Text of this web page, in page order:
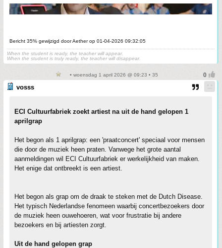
Bericht 35% gewijzigd door Aether op 01-04-2026 09:32:05
When the student is ready, the teacher will appear.
When the student is truly ready, the teacher will disappear.
• woensdag 1 april 2026 @ 09:23 • 35
vosss
ECI Cultuurfabriek zoekt artiest na uit de hand gelopen 1
aprilgrap
Het begon als 1 aprilgrap: een 'praatconcert' speciaal voor mensen
die door de muziek heen praten. Vanwege het grote aantal
aanmeldingen wil ECI Cultuurfabriek er werkelijkheid van maken.
Het enige dat ontbreekt is een artiest.
Het begon als grap om de draak te steken met de Dutch Disease.
Het typisch Nederlandse fenomeen waarbij concertbezoekers door
de muziek heen ouwehoeren, wat voor frustratie bij andere
bezoekers en bij artiesten zorgt.
Uit de hand gelopen grap